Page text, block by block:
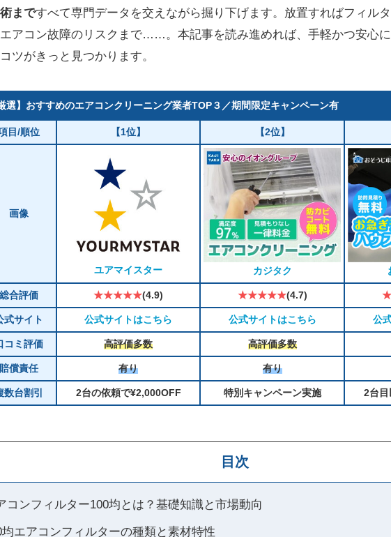
まですべて専門データを交えながら掘り下げます。放置すればフィル
アコン故障のリスクまで……。本記事を読み進めれば、手軽かつ安心
ツがきっと見つかります。
厳選】おすすめのエアコンクリーニング業者TOP３／期間限定キャンペーン有
目/順位 【1位】 【2位】
画像
ユアマイスター カジタク
総合評価 ★★★★★(4.9) ★★★★★(4.7)
式サイト 公式サイトはこちら 公式サイトはこちら 公
コミ評価 高評価多数 高評価多数
賠償責任 有り 有り
数台割引 2台の依頼で¥2,000OFF 特別キャンペーン実施 2台
目次
コンフィルター100均とは？基礎知識と市場動向
均エアコンフィルターの種類と素材特性